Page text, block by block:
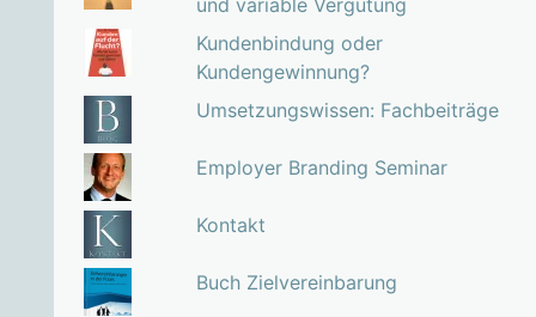
Kundenbindung oder
Kundengewinnung?
Umsetzungswissen: Fachbeiträge
Employer Branding Seminar
Kontakt
Buch Zielvereinbarung